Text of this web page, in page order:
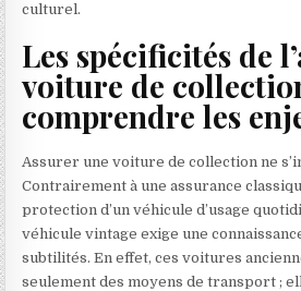
culturel.
Les spécificités de
voiture de
comprendre les
Assurer une voiture de collection ne
Contrairement à une assurance
protection d’un véhicule d’usage
véhicule vintage exige une
subtilités. En effet, ces voitures
seulement des moyens de transport ;